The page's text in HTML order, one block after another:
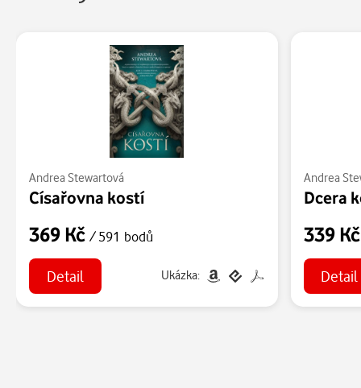
Andrea Stewartová
Císařovna kostí
369 Kč / 591 bodů
Detail Ukázka:
Andrea
Dcera
339
Detail